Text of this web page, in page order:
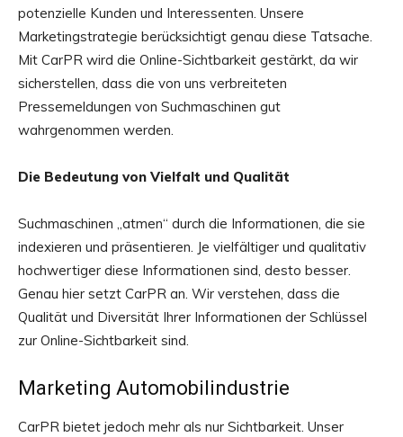
potenzielle Kunden und Interessenten. Unsere
Marketingstrategie berücksichtigt genau diese Tatsache.
Mit CarPR wird die Online-Sichtbarkeit gestärkt, da wir
sicherstellen, dass die von uns verbreiteten
Pressemeldungen von Suchmaschinen gut
wahrgenommen werden.
Die Bedeutung von Vielfalt und Qualität
Suchmaschinen „atmen“ durch die Informationen, die sie
indexieren und präsentieren. Je vielfältiger und qualitativ
hochwertiger diese Informationen sind, desto besser.
Genau hier setzt CarPR an. Wir verstehen, dass die
Qualität und Diversität Ihrer Informationen der Schlüssel
zur Online-Sichtbarkeit sind.
Marketing Automobilindustrie
CarPR bietet jedoch mehr als nur Sichtbarkeit. Unser